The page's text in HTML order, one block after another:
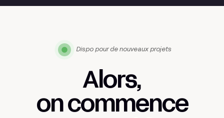
Dispo pour de nouveaux projets
Alors,
on commence